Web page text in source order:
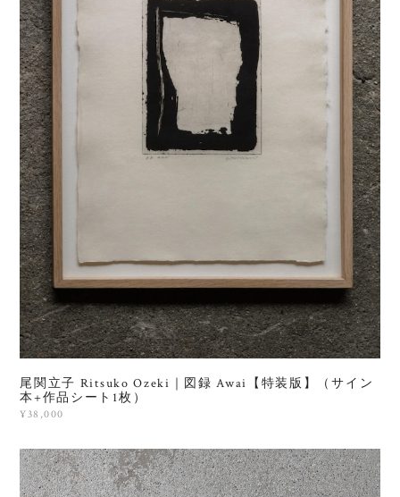
尾関立子 Ritsuko Ozeki｜図録 Awai【特装版】（サイン
本+作品シート1枚）
¥38,000